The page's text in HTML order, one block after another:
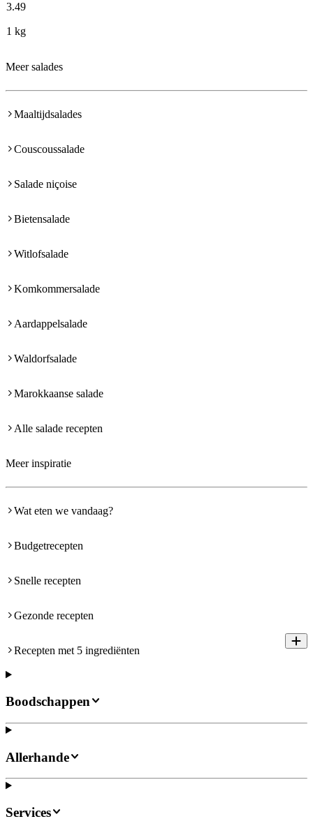
3.49
1 kg
Meer salades
Maaltijdsalades
Couscoussalade
Salade niçoise
Bietensalade
Witlofsalade
Komkommersalade
Aardappelsalade
Waldorfsalade
Marokkaanse salade
Alle salade recepten
Meer inspiratie
Wat eten we vandaag?
Budgetrecepten
Snelle recepten
Gezonde recepten
Recepten met 5 ingrediënten
Boodschappen
Allerhande
Services